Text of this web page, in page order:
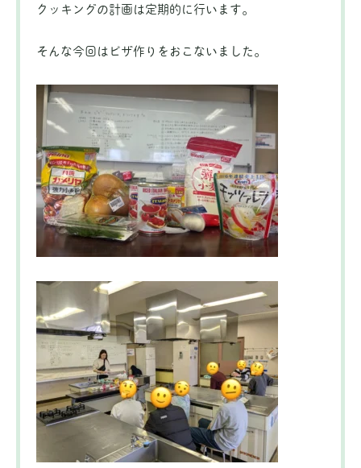
クッキングの計画は定期的に行います。
そんな今回はピザ作りをおこないました。